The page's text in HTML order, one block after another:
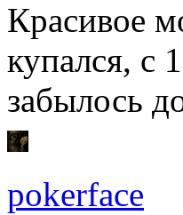
Красивое
купался, с
забылось
pokerface